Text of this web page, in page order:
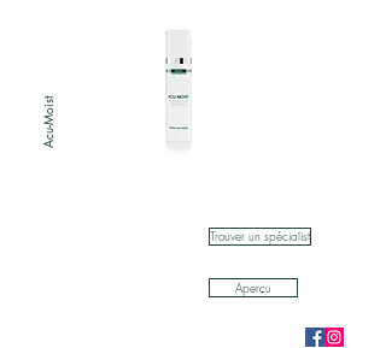
Acu-Moist
Trouver un spécialist
Aperçu